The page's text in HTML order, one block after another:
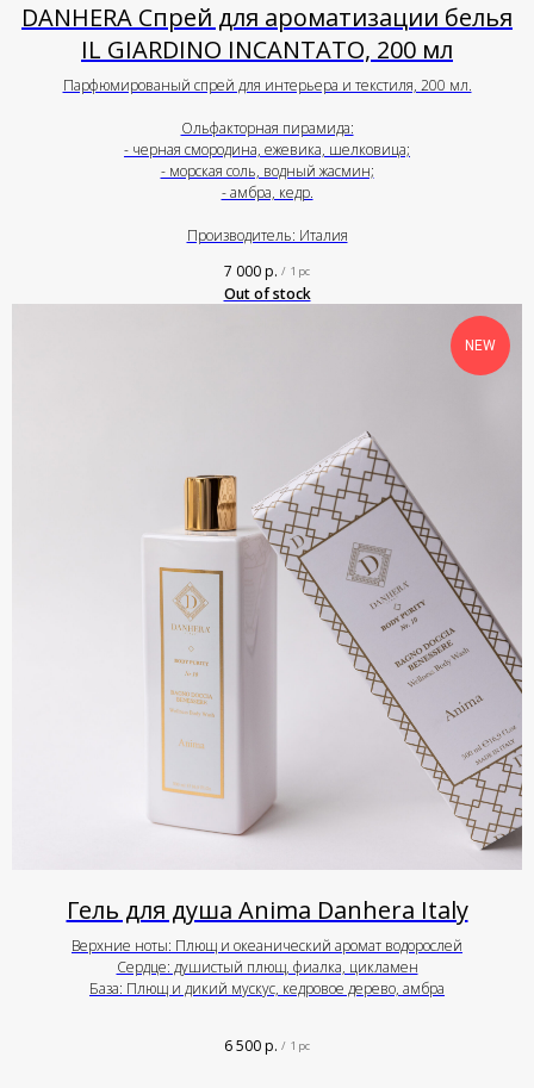
DANHERA Спрей для ароматизации белья
IL GIARDINO INCANTATO, 200 мл
Парфюмированый спрей для интерьера и текстиля, 200 мл.
Ольфакторная пирамида:
- черная смородина, ежевика, шелковица;
- морская соль, водный жасмин;
- амбра, кедр.
Производитель: Италия
7 000р. / 1 pc
Out of stock
NEW
Гель для душа Anima Danhera Italy
Верхние ноты: Плющ и океанический аромат водорослей
Сердце: душистый плющ, фиалка, цикламен
База: Плющ и дикий мускус, кедровое дерево, амбра
6 500р. / 1 pc